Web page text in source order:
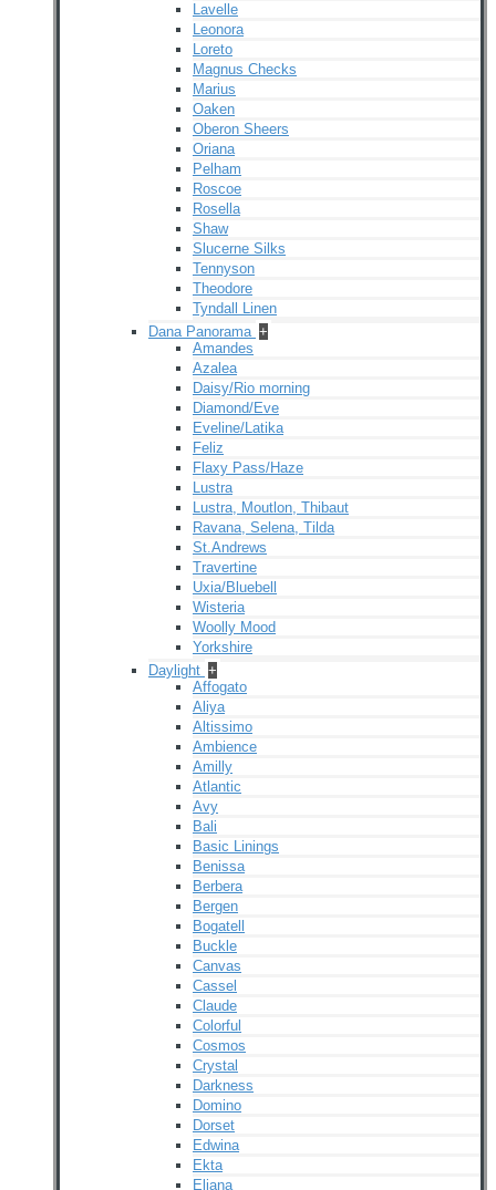
Lavelle
Leonora
Loreto
Magnus Checks
Marius
Oaken
Oberon Sheers
Oriana
Pelham
Roscoe
Rosella
Shaw
Slucerne Silks
Tennyson
Theodore
Tyndall Linen
Dana Panorama +
Amandes
Azalea
Daisy/Rio morning
Diamond/Eve
Eveline/Latika
Feliz
Flaxy Pass/Haze
Lustra
Lustra, Moutlon, Thibaut
Ravana, Selena, Tilda
St.Andrews
Travertine
Uxia/Bluebell
Wisteria
Woolly Mood
Yorkshire
Daylight +
Affogato
Aliya
Altissimo
Ambience
Amilly
Atlantic
Avy
Bali
Basic Linings
Benissa
Berbera
Bergen
Bogatell
Buckle
Canvas
Cassel
Claude
Colorful
Cosmos
Crystal
Darkness
Domino
Dorset
Edwina
Ekta
Eliana